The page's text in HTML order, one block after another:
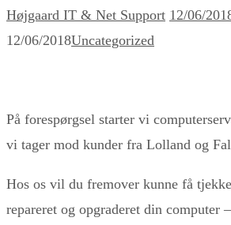
Højgaard IT & Net Support 12/06/
12/06/2018Uncategorized
På forespørgsel starter vi
vi tager mod kunder fra Lolland og
Hos os vil du fremover kunne få
repareret og opgraderet din computer